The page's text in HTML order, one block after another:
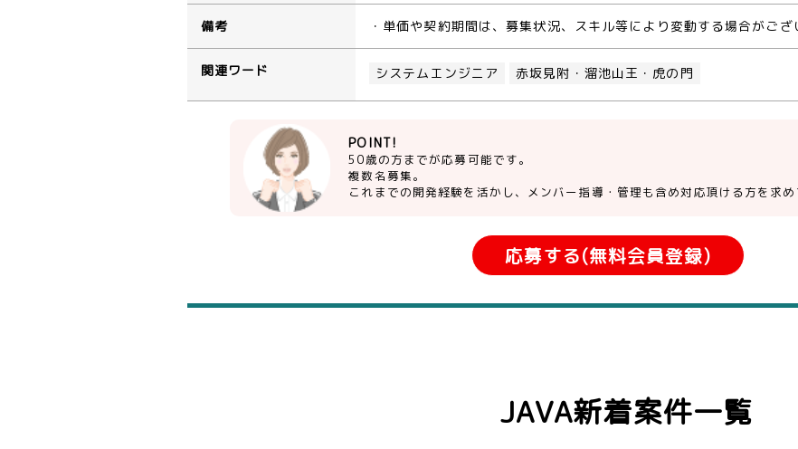
備考 ・単価や契約期間は、募集状況、スキル等により変動する場合がござ
関連ワード システムエンジニア 赤坂見附・溜池山王・虎の門
POINT!
50歳の方までが応募可能です。
複数名募集。
これまでの開発経験を活かし、メンバー指導・管理も含め対応頂ける方を求め
応募する(無料会員登録)
JAVA新着案件一覧